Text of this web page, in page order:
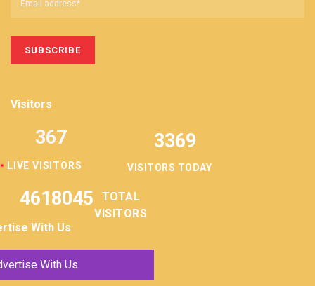
Visitors
LIVE VISITORS
367 3369
VISITORS TODAY
4618045
TOTAL
VISITORS
With Us
With Us